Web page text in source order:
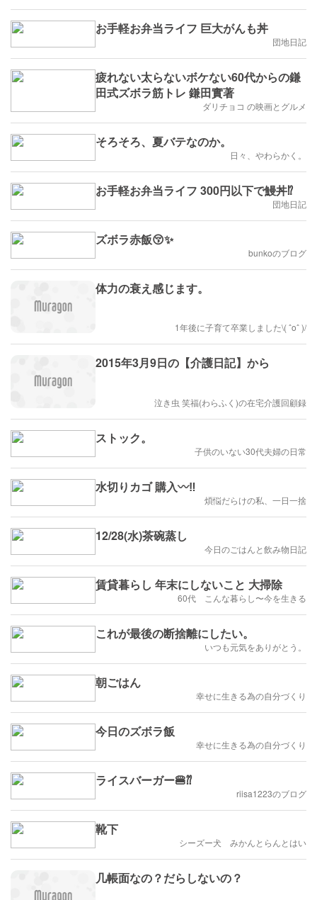
お手軽お弁当ライフ 巨大がんも丼
団地日記
疲れない太らないボケない60代からの鎌
田式ズボラ筋トレ 鎌田實著
ダリチョコ の映画とグルメ
そろそろ、夏バテなのか。
日々、やわらかく。
お手軽お弁当ライフ 300円以下で鰻丼⁉︎
団地日記
ズボラ赤飯😚✨
bunkoのブログ
体力の衰え感じます。
1年後に子育て卒業しました\( ˆoˆ )/
2015年3月9日の【介護日記】から
泣き虫 笑福(わらふく)の在宅介護回顧録
ストック。
子供のいない30代夫婦の日常
水切りカゴ 購入〰️‼️
煩悩だらけの私、一日一捨
12/28(水)茶碗蒸し
今日のごはんと飲み物日記
賃貸暮らし 年末にしないこと 大掃除
60代 こんな暮らし〜今を生きる
これが最後の断捨離にしたい。
いつも元気をありがとう。
朝ごはん
幸せに生きる為の自分づくり
今日のズボラ飯
幸せに生きる為の自分づくり
ライスバーガー🍔⁇
riisa1223のブログ
靴下
シーズー犬 みかんとらんとはい
几帳面なの？だらしないの？